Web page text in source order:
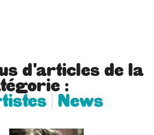
d'articles de la
:
News